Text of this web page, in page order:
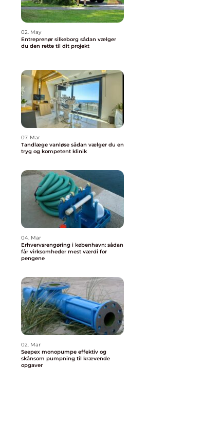
02. May
Entreprenør silkeborg sådan vælger
du den rette til dit projekt
07. Mar
Tandlæge vanløse sådan vælger du en
tryg og kompetent klinik
04. Mar
Erhvervsrengøring i københavn: sådan
får virksomheder mest værdi for
pengene
02. Mar
Seepex monopumpe effektiv og
skånsom pumpning til krævende
opgaver